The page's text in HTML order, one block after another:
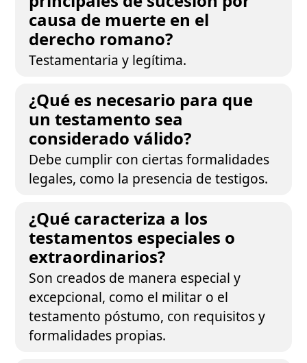
causa de muerte en el
derecho romano?
Testamentaria y legítima.
¿Qué es necesario para que
un testamento sea
considerado válido?
Debe cumplir con ciertas formalidades
legales, como la presencia de testigos.
¿Qué caracteriza a los
testamentos especiales o
extraordinarios?
Son creados de manera especial y
excepcional, como el militar o el
testamento póstumo, con requisitos y
formalidades propias.